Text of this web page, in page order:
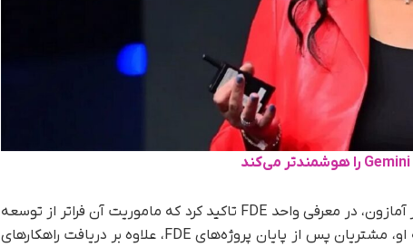
«فرانچسکا واسکز»، معاون بخش Frontier AI در آمازون، در معرفی واحد FDE تاکید کرد که ماموریت آن فراتر از توسعه
و نگهداری سامانه‌های سفارشی است. به گفته او، مشتریان پس از پایان پروژه‌های FDE، علاوه بر دریافت راهکارهای